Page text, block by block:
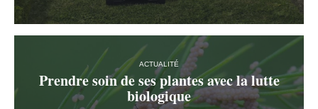
ACTUALITÉ
Prendre soin de ses plantes avec la lutte
biologique